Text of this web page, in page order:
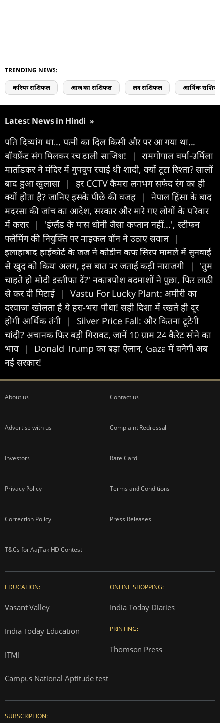
TRENDING NEWS:
करियर राशिफल आज का राशिफल लव राशिफल आर्थिक
Latest News in Hindi »
पति दिव्यांग था... पत्नी का दिल किसी और पर आ गया था...
बॉयफ्रेंड संग मिलकर रच डाली साजिश!
|
रामगोपाल वर्मा-उर्मिला
मातोंडकर ने मंदिर में गुपचुप रचाई थी शादी, क्यों टूटा रिश्ता? सालों
बाद हुआ खुलासा
|
हर CCTV कैमरा लगभग सफेद रंग का ही
क्यों होता है? जानिए इसके पीछे की वजह
|
नेपाल हिंसा के बाद
मदरसा की जांच का आदेश, सरकार और मारे गए लोगों के परिवार
में करार |
'इंग्लैंड के पास धोनी जैसा कप्तान नहीं...', स्टीफन
फ्लेमिंग की नियुक्ति पर माइकल वॉन ने उठाए सवाल |
इलाहाबाद हाईकोर्ट के जज ने कोडीन कफ सिरप मामले में सुनवाई
से खुद को किया अलग, इस बात पर जताई कड़ी नाराजगी
|
'तुम
चाहते हो मोदी इस्तीफा दें?' नकाबपोश बदमाशों ने पूछा, फिर लाठी
से कर दी पिटाई
|
Vastu For Lucky Plant: अमीरी का
दरवाजा खोलता है ये हरा-भरा पौधा! सही दिशा में रखते ही दूर
होगी आर्थिक तंगी
|
Silver Price Fall: और कितना टूटेगी
चांदी? अचानक फिर बड़ी गिरावट, जानें 10 ग्राम 24 कैरेट सोने का
भाव |
Donald Trump का बड़ा ऐलान, Gaza में बनेगी अब
नई सरकार!
About us Contact us
Advertise with us Complaint Redressal
Investors Rate Card
Privacy Policy Terms and Conditions
Correction Policy Press Releases
T&Cs for AajTak HD Contest
EDUCATION:
Vasant Valley
India Today Education
ITMI
Campus National Aptitude test
ONLINE SHOPPING:
India Today Diaries
PRINTING:
Thomson Press
SUBSCRIPTION: